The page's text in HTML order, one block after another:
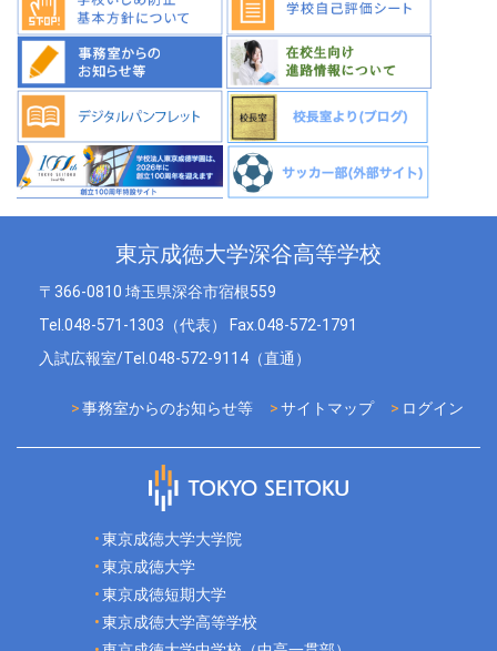
東京成徳大学深谷高等学校
〒366-0810 埼玉県深谷市宿根559
Tel.048-571-1303（代表） Fax.048-572-1791
入試広報室/Tel.048-572-9114（直通）
ログイン
サイトマップ
事務室からのお知らせ等
東京成徳大学大学院
東京成徳大学
東京成徳短期大学
東京成徳大学高等学校